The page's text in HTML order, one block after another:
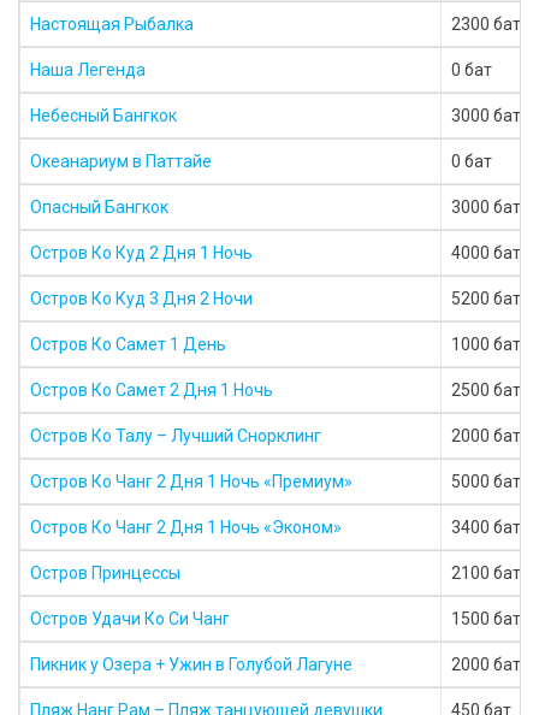
Настоящая Рыбалка 2300 бат
Наша Легенда 0 бат
Небесный Бангкок 3000 бат
Океанариум в Паттайе 0 бат
Опасный Бангкок 3000 бат
Остров Ко Куд 2 Дня 1 Ночь 4000 бат
Остров Ко Куд 3 Дня 2 Ночи 5200 бат
Остров Ко Самет 1 День 1000 бат
Остров Ко Самет 2 Дня 1 Ночь 2500 бат
Остров Ко Талу – Лучший Снорклинг 2000 бат
Остров Ко Чанг 2 Дня 1 Ночь «Премиум» 5000 бат
Остров Ко Чанг 2 Дня 1 Ночь «Эконом» 3400 бат
Остров Принцессы 2100 бат
Остров Удачи Ко Си Чанг 1500 бат
Пикник у Озера + Ужин в Голубой Лагуне 2000 бат
Пляж Нанг Рам – Пляж танцующей девушки 450 бат